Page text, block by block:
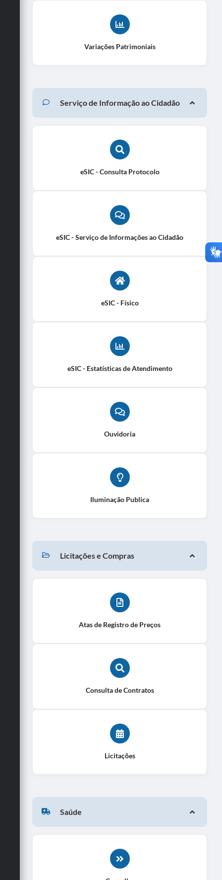
Variações Patrimoniais
Serviço de Informação ao Cidadão
eSIC - Consulta Protocolo
eSIC - Serviço de Informações ao Cidadão
eSIC - Físico
eSIC - Estatísticas de Atendimento
Ouvidoria
Iluminação Publica
Licitações e Compras
Atas de Registro de Preços
Consulta de Contratos
Licitações
Saúde